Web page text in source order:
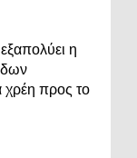
η
προς το